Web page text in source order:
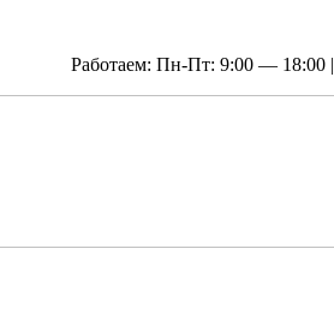
Работаем: Пн-Пт: 9:00 — 18:00 |